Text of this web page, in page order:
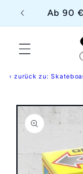
zum
Inhalt
Ab 90
‹ zurück zu: